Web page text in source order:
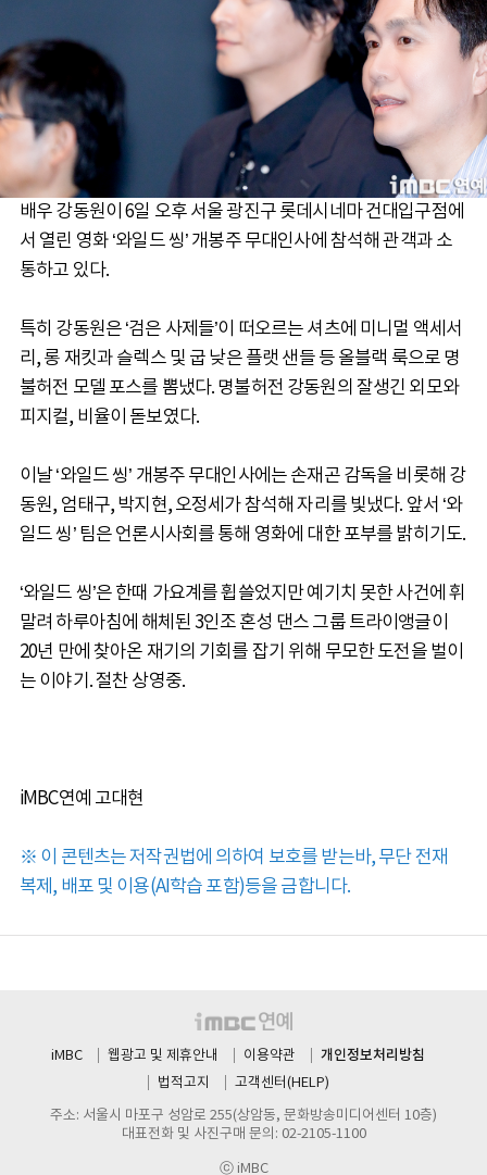
배우 강동원이 6일 오후 서울 광진구 롯데시네마 건대입구점에
서 열린 영화 ‘와일드 씽’ 개봉주 무대인사에 참석해 관객과 소
통하고 있다.
특히 강동원은 ‘검은 사제들’이 떠오르는 셔츠에 미니멀 액세서
리, 롱 재킷과 슬렉스 및 굽 낮은 플랫 샌들 등 올블랙 룩으로 명
불허전 모델 포스를 뽐냈다. 명불허전 강동원의 잘생긴 외모와
피지컬, 비율이 돋보였다.
이날 ‘와일드 씽’ 개봉주 무대인사에는 손재곤 감독을 비롯해 강
동원, 엄태구, 박지현, 오정세가 참석해 자리를 빛냈다. 앞서 ‘와
일드 씽’ 팀은 언론시사회를 통해 영화에 대한 포부를 밝히기도.
‘와일드 씽’은 한때 가요계를 휩쓸었지만 예기치 못한 사건에 휘
말려 하루아침에 해체된 3인조 혼성 댄스 그룹 트라이앵글이
20년 만에 찾아온 재기의 기회를 잡기 위해 무모한 도전을 벌이
는 이야기. 절찬 상영중.
iMBC연예 고대현
※ 이 콘텐츠는 저작권법에 의하여 보호를 받는바, 무단 전재
복제, 배포 및 이용(AI학습 포함)등을 금합니다.
iMBC 웹광고 및 제휴안내 이용약관 개인정보처리방침
법적고지
고객센터(HELP)
주소: 서울시 마포구 성암로 255(상암동, 문화방송미디어센터 10층)
대표전화 및 사진구매 문의: 02-2105-1100
ⓒ iMBC